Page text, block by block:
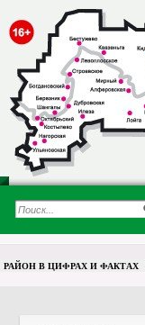
РАЙОН В ЦИФРАХ И ФАКТАХ